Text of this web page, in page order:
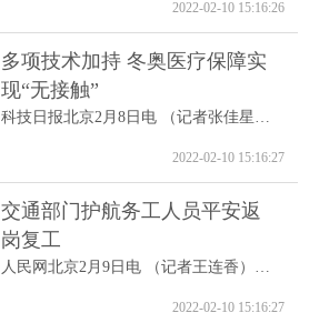
2022-02-10 15:16:26
多项技术加持 冬奥医疗保障实
现“无接触”
科技日报北京2月8日电 （记者张佳星）记...
2022-02-10 15:16:27
交通部门护航务工人员平安返
岗复工
人民网北京2月9日电 （记者王连香）记者...
2022-02-10 15:16:27